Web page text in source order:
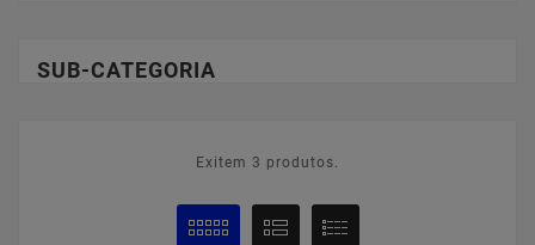
SUB-CATEGORIA
Exitem 3 produtos.